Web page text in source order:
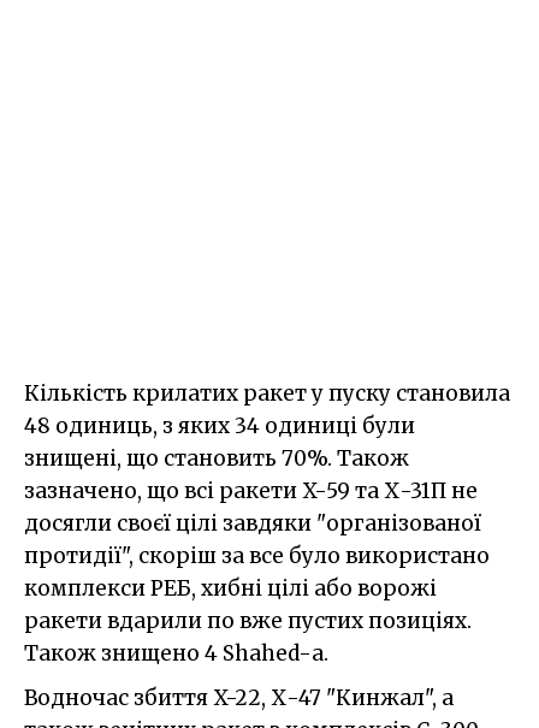
Кількість крилатих ракет у пуску становила
48 одиниць, з яких 34 одиниці були
знищені, що становить 70%. Також
зазначено, що всі ракети X-59 та Х-31П не
досягли своєї цілі завдяки "організованої
протидії", скоріш за все було використано
комплекси РЕБ, хибні цілі або ворожі
ракети вдарили по вже пустих позиціях.
Також знищено 4 Shahed-а.
Водночас збиття X-22, Х-47 "Кинжал", а